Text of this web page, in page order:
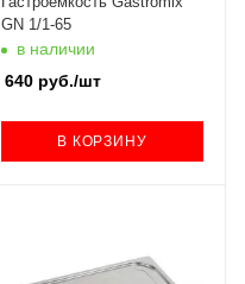
GN 1/1-65
в наличии
640руб./шт
В КОРЗИНУ